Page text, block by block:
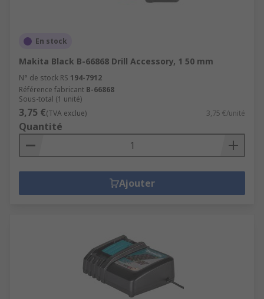
En stock
Makita Black B-66868 Drill Accessory, 1 50 mm
N° de stock RS 194-7912
Référence fabricant B-66868
Sous-total (1 unité)
3,75 €(TVA exclue) 3,75 €/unité
Quantité
Ajouter